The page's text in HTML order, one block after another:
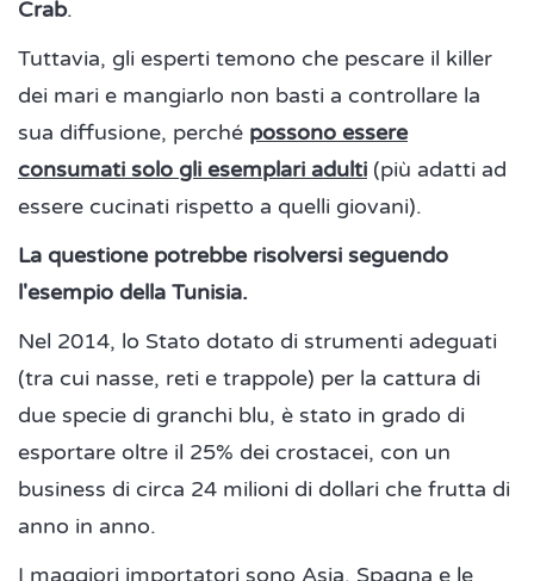
Crab.
Tuttavia, gli esperti temono che pescare il killer
dei mari e mangiarlo non basti a controllare la
sua diffusione, perché possono essere
consumati solo gli esemplari adulti (più adatti ad
essere cucinati rispetto a quelli giovani).
La questione potrebbe risolversi seguendo
l'esempio della Tunisia.
Nel 2014, lo Stato dotato di strumenti adeguati
(tra cui nasse, reti e trappole) per la cattura di
due specie di granchi blu, è stato in grado di
esportare oltre il 25% dei crostacei, con un
business di circa 24 milioni di dollari che frutta di
anno in anno.
I maggiori importatori sono Asia, Spagna e le